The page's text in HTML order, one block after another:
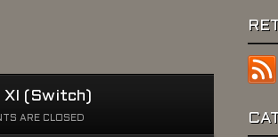
XI (Switch)
ARE CLOSED